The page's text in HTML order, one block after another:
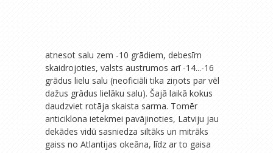
atnesot salu zem -10 grādiem, debesīm
skaidrojoties, valsts austrumos arī -14...-16
grādus lielu salu (neoficiāli tika ziņots par vēl
dažus grādus lielāku salu). Šajā laikā kokus
daudzviet rotāja skaista sarma. Tomēr
anticiklona ietekmei pavājinoties, Latviju jau
dekādes vidū sasniedza siltāks un mitrāks
gaiss no Atlantijas okeāna, līdz ar to gaisa